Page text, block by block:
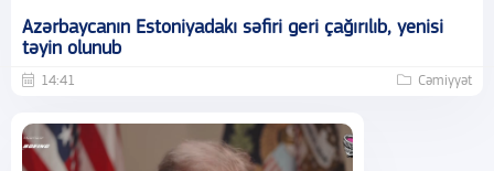
Azərbaycanın Estoniyadakı səfiri geri çağırılıb, yenisi
təyin olunub
14:41 Cəmiyyət